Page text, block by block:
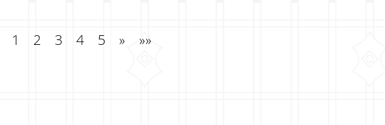
1 2 3 4 5 » »»